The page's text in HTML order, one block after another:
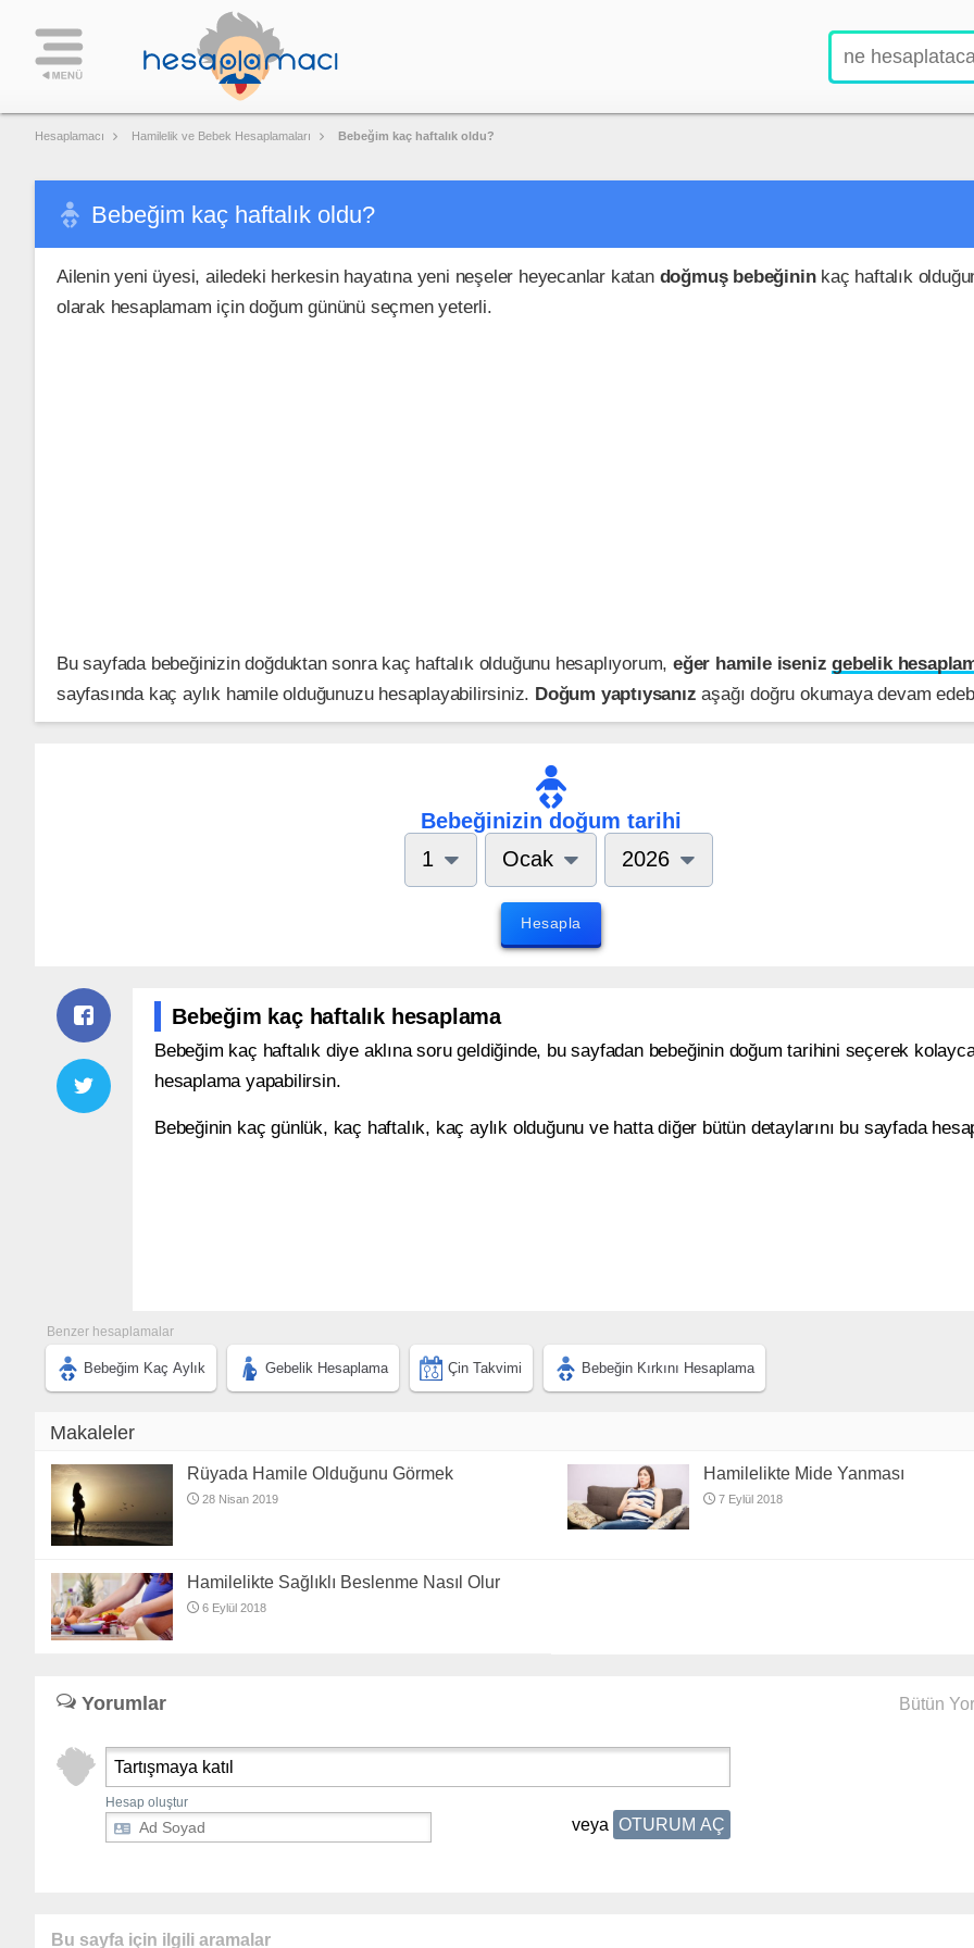
Hesaplamacı Hamilelik ve Bebek Hesaplamaları Bebeğim kaç haftalık oldu?
Bebeğim kaç haftalık oldu?
Ailenin yeni üyesi, ailedeki herkesin hayatına yeni neşeler heyecanlar katan doğmuş bebeğininkaç haftalık
olarak hesaplamam için doğum gününü seçmen yeterli.
Bu sayfada bebeğinizin doğduktan sonra kaç haftalık olduğunu hesaplıyorum, eğer hamile iseniz gebelik
sayfasında kaç aylık hamile olduğunuzu hesaplayabilirsiniz. Doğum yaptıysanız aşağı doğru okumaya devam
Bebeğinizin doğum tarihi
1
Ocak 2026
Hesapla
Bebeğim kaç haftalık hesaplama
Bebeğim kaç haftalık diye aklına soru geldiğinde, bu sayfadan bebeğinin doğum tarihini seçerek
hesaplama yapabilirsin.
Bebeğinin kaç günlük, kaç haftalık, kaç aylık olduğunu ve hatta diğer bütün detaylarını bu sayfada
Benzer hesaplamalar
Bebeğim Kaç Aylık Gebelik Hesaplama Çin Takvimi Bebeğin Kırkını Hesaplama
Makaleler
Rüyada Hamile Olduğunu Görmek
28 Nisan 2019
Hamilelikte Mide Yanması
7 Eylül 2018
Hamilelikte Sağlıklı Beslenme Nasıl Olur
6 Eylül 2018
Yorumlar Bütün
Tartışmaya katıl
Hesap oluştur
veya OTURUM AÇ
Bu sayfa için ilgili aramalar